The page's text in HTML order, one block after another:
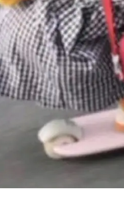
京ICP备2025119063号